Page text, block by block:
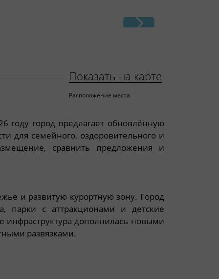
Показать на карте
Расположение места
году город предлагает обновлённую
для семейного, оздоровительного и
сравнить предложения и
и развитую курортную зону. Город
парки с аттракционами и детские
дополнилась новыми
развязками.